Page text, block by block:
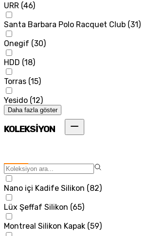
URR (46)
Santa Barbara Polo Racquet Club (31)
Onegif (30)
HDD (18)
Torras (15)
Yesido (12)
Daha fazla göster
KOLEKSİYON
Nano içi Kadife Silikon (82)
Lüx Şeffaf Silikon (65)
Montreal Silikon Kapak (59)